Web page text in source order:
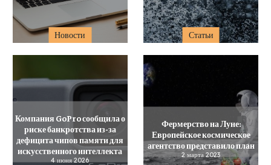
Новости Статьи
Компания GoPro сообщила о
риске банкротства из-за
дефицита чипов памяти для
искусственного интеллекта
4 июня 2026
Фермерство на Луне:
Европейское космическое
агентство представило план
2 марта 2023